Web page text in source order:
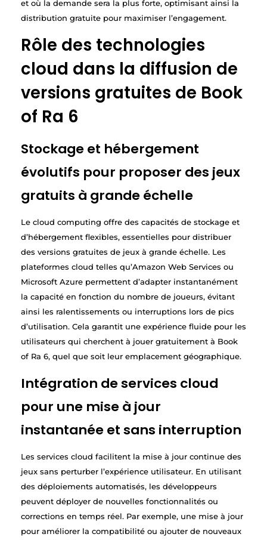
et où la demande sera la plus forte, optimisant ainsi la
distribution gratuite pour maximiser l’engagement.
Rôle des technologies
cloud dans la diffusion de
versions gratuites de Book
of Ra 6
Stockage et hébergement
évolutifs pour proposer des jeux
gratuits à grande échelle
Le cloud computing offre des capacités de stockage et
d’hébergement flexibles, essentielles pour distribuer
des versions gratuites de jeux à grande échelle. Les
plateformes cloud telles qu’Amazon Web Services ou
Microsoft Azure permettent d’adapter instantanément
la capacité en fonction du nombre de joueurs, évitant
ainsi les ralentissements ou interruptions lors de pics
d’utilisation. Cela garantit une expérience fluide pour les
utilisateurs qui cherchent à jouer gratuitement à Book
of Ra 6, quel que soit leur emplacement géographique.
Intégration de services cloud
pour une mise à jour
instantanée et sans interruption
Les services cloud facilitent la mise à jour continue des
jeux sans perturber l’expérience utilisateur. En utilisant
des déploiements automatisés, les développeurs
peuvent déployer de nouvelles fonctionnalités ou
corrections en temps réel. Par exemple, une mise à jour
pour améliorer la compatibilité ou ajouter de nouveaux